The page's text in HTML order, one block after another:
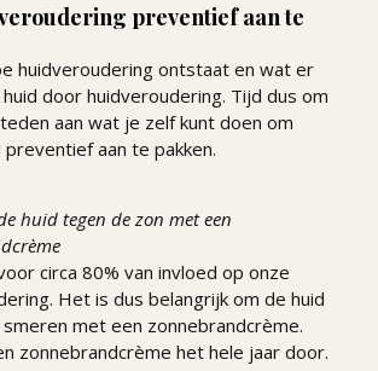
preventief aan te
huidveroudering ontstaat en wat er
door huidveroudering. Tijd dus om
aan wat je zelf kunt doen om
aan te pakken.
huid tegen de zon met een
circa 80% van invloed op onze
Het is dus belangrijk om de huid
met een zonnebrandcrème.
zonnebrandcrème het hele jaar door.